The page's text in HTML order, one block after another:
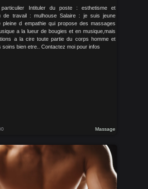
Intituler du poste : esthetisme et
de travail : mulhouse Salaire : je suis jeune
pleine d empathie qui propose des massages
a la lueur de bougies et en musique,mais
a la cire toute partie du corps homme et
soins bien etre.. Contactez moi pour infos
Massage